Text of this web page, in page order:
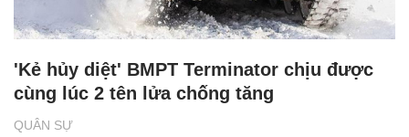
QUÂN SỰ
'Kẻ hủy diệt' BMPT Terminator chịu được
cùng lúc 2 tên lửa chống tăng